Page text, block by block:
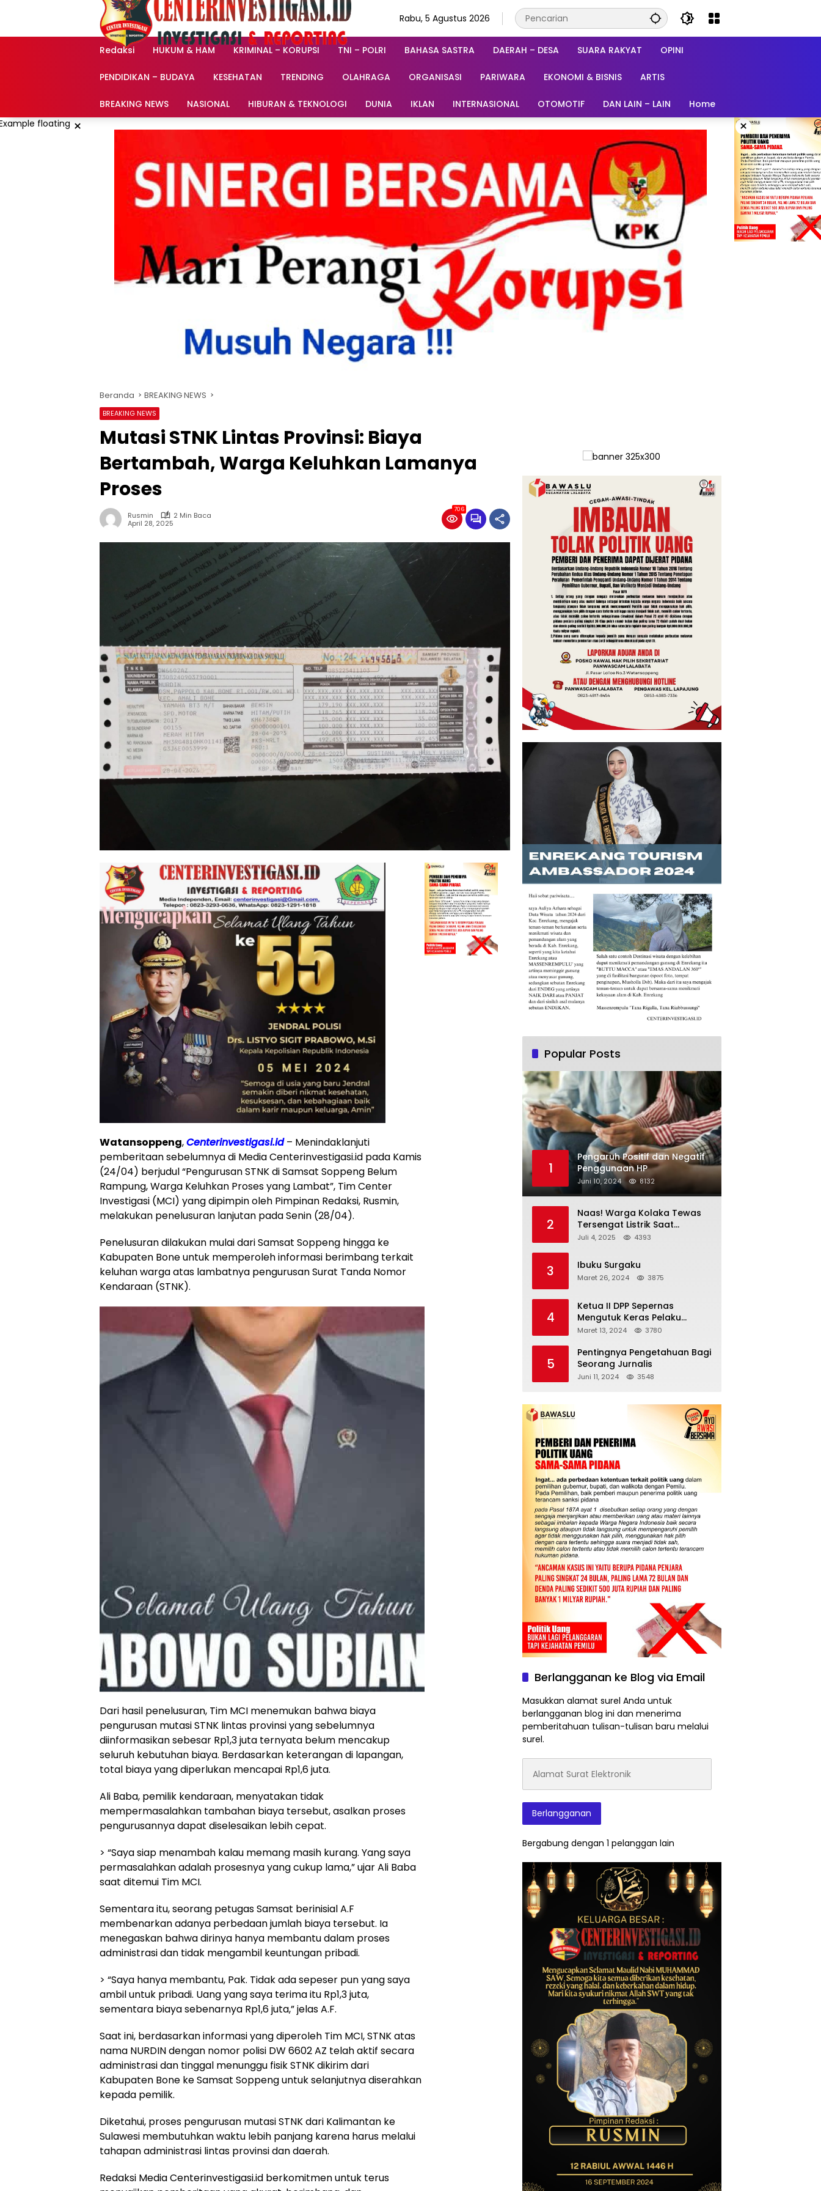
Rabu, 5 Agustus 2026
Redaksi HUKUM & HAM KRIMINAL – KORUPSI TNI – POLRI BAHASA SASTRA DAERAH – DESA SUARA RAKYAT OPINI
PENDIDIKAN – BUDAYA KESEHATAN TRENDING OLAHRAGA ORGANISASI PARIWARA EKONOMI & BISNIS ARTIS
BREAKING NEWS NASIONAL HIBURAN & TEKNOLOGI DUNIA IKLAN INTERNASIONAL OTOMOTIF DAN LAIN – LAIN Home
× ×
Beranda BREAKING NEWS
BREAKING NEWS
Mutasi STNK Lintas Provinsi: Biaya
Bertambah, Warga Keluhkan Lamanya
Proses
Rusmin
2 Min Baca
April 28, 2025
706
Watansoppeng,Centerinvestigasi.id– Menindaklanjuti
pemberitaan sebelumnya di Media Centerinvestigasi.id pada Kamis
(24/04) berjudul “Pengurusan STNK di Samsat Soppeng Belum
Rampung, Warga Keluhkan Proses yang Lambat”, Tim Center
Investigasi (MCI) yang dipimpin oleh Pimpinan Redaksi, Rusmin,
melakukan penelusuran lanjutan pada Senin (28/04).
Penelusuran dilakukan mulai dari Samsat Soppeng hingga ke
Kabupaten Bone untuk memperoleh informasi berimbang terkait
keluhan warga atas lambatnya pengurusan Surat Tanda Nomor
Kendaraan (STNK).
Dari hasil penelusuran, Tim MCI menemukan bahwa biaya
pengurusan mutasi STNK lintas provinsi yang sebelumnya
diinformasikan sebesar Rp1,3 juta ternyata belum mencakup
seluruh kebutuhan biaya. Berdasarkan keterangan di lapangan,
total biaya yang diperlukan mencapai Rp1,6 juta.
Ali Baba, pemilik kendaraan, menyatakan tidak
mempermasalahkan tambahan biaya tersebut, asalkan proses
pengurusannya dapat diselesaikan lebih cepat.
> “Saya siap menambah kalau memang masih kurang. Yang saya
permasalahkan adalah prosesnya yang cukup lama,” ujar Ali Baba
saat ditemui Tim MCI.
Sementara itu, seorang petugas Samsat berinisial A.F
membenarkan adanya perbedaan jumlah biaya tersebut. Ia
menegaskan bahwa dirinya hanya membantu dalam proses
administrasi dan tidak mengambil keuntungan pribadi.
> “Saya hanya membantu, Pak. Tidak ada sepeser pun yang saya
ambil untuk pribadi. Uang yang saya terima itu Rp1,3 juta,
sementara biaya sebenarnya Rp1,6 juta,” jelas A.F.
Saat ini, berdasarkan informasi yang diperoleh Tim MCI, STNK atas
nama NURDIN dengan nomor polisi DW 6602 AZ telah aktif secara
administrasi dan tinggal menunggu fisik STNK dikirim dari
Kabupaten Bone ke Samsat Soppeng untuk selanjutnya diserahkan
kepada pemilik.
Diketahui, proses pengurusan mutasi STNK dari Kalimantan ke
Sulawesi membutuhkan waktu lebih panjang karena harus melalui
tahapan administrasi lintas provinsi dan daerah.
Redaksi Media Centerinvestigasi.id berkomitmen untuk terus
Popular Posts
1
Pengaruh Positif dan Negatif
Penggunaan HP
Juni 10, 2024 8132
2
Naas! Warga Kolaka Tewas
Tersengat Listrik Saat
Persiapan Grand Opening
Juli 4, 2025 4393
3 Ibuku Surgaku
Maret 26, 2024 3875
4
Ketua II DPP Sepernas
Mengutuk Keras Pelaku
Pengeroyokan Wartawan
Maret 13, 2024 3780
5
Pentingnya Pengetahuan Bagi
Seorang Jurnalis
Juni 11, 2024 3548
Berlangganan ke Blog via Email
Masukkan alamat surel Anda untuk
berlangganan blog ini dan menerima
pemberitahuan tulisan-tulisan baru melalui
surel.
Surat
Elektronik
Berlangganan
Bergabung dengan 1 pelanggan lain